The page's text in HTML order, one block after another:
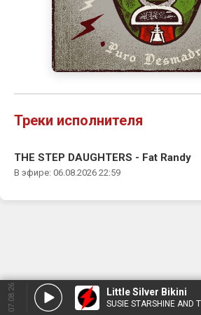
Треки исполнителя
THE STEP DAUGHTERS - Fat Randy
В эфире: 06.08.2026 22:59
07.08.26 Little Silver Bikini